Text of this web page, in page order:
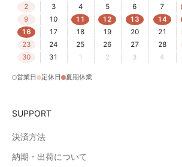
2
3 4 5 6 7
9
10 11 12 13 14
16
17 18 19 20 21
23
24 25 26 27 28
30
31 1 2 3 4
営業日 定休日 夏期休業
SUPPORT
決済方法
納期・出荷について